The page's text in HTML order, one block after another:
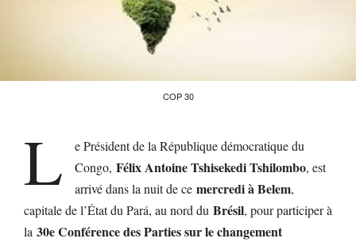
COP 30
L
e Président de la République démocratique du
Congo, Félix Antoine Tshisekedi Tshilombo, est
arrivé dans la nuit de ce mercredi à Belem,
capitale de l’État du Pará, au nord du Brésil, pour participer à
la 30e Conférence des Parties sur le changement